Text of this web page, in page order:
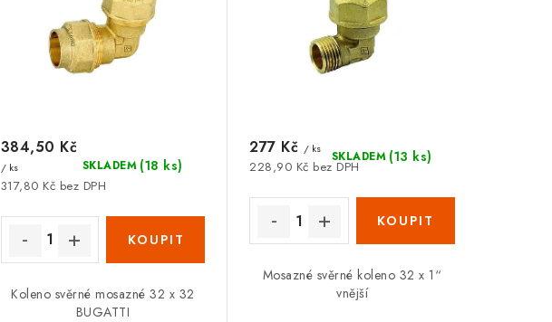
SKLADEM (18 ks)
317,80 Kč bez DPH
384,50 Kč
/ ks
Koleno svěrné mosazné 32 x 32
BUGATTI
SKLADEM (13 ks)
228,90 Kč bez DPH
277 Kč / ks
Mosazné svěrné koleno 32 x 1“
vnější
Zákaznická podpora
Stačí napsat, poradíme s čímkoli.